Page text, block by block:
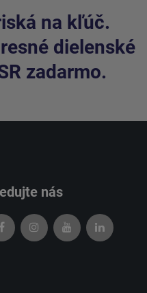
na kľúč.
dielenské
zadarmo.
nás